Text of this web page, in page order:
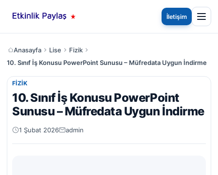
İletişim
Anasayfa Lise
Fizik
10. Sınıf İş Konusu PowerPoint Sunusu – Müfredata Uygun İndirme
FIZIK
10. Sınıf İş Konusu PowerPoint
Sunusu – Müfredata Uygun İndirme
1 Şubat 2026 admin